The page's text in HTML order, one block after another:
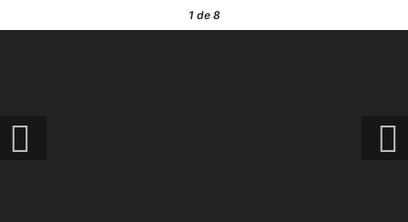
1de 8